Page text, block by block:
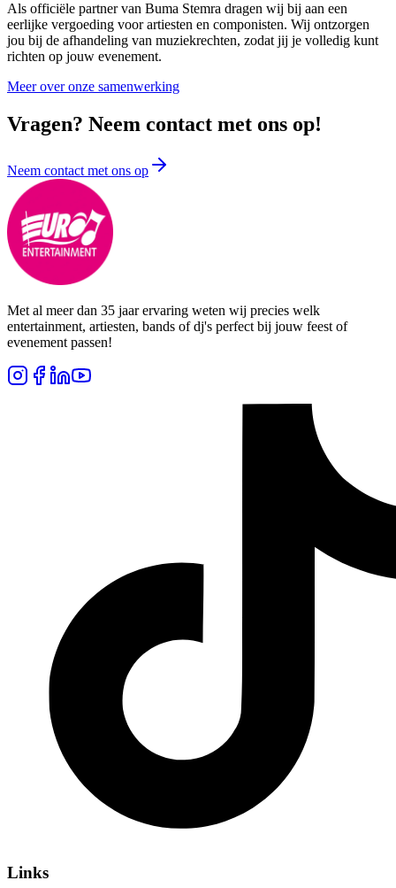
Als officiële partner van Buma Stemra dragen wij bij aan een
eerlijke vergoeding voor artiesten en componisten. Wij ontzorgen
jou bij de afhandeling van muziekrechten, zodat jij je volledig kunt
richten op jouw evenement.
Meer over onze samenwerking
Vragen? Neem contact met ons op!
Neem contact met ons op
Met al meer dan 35 jaar ervaring weten wij precies welk
entertainment, artiesten, bands of dj's perfect bij jouw feest of
evenement passen!
Links